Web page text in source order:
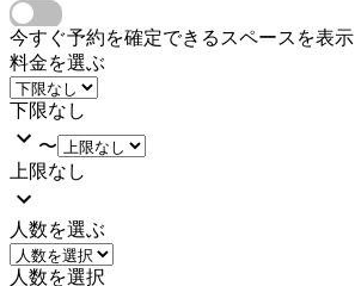
今すぐ予約を確定できるスペースを表示
料金を選ぶ
下限なし
〜
上限なし
人数を選ぶ
人数を選択